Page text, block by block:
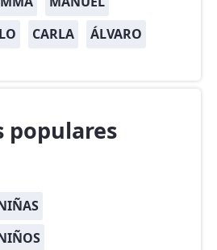
CARLA ÁLVARO
populares